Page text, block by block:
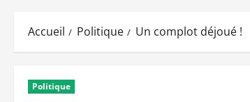
Accueil Politique Un complot déjoué !
Politique